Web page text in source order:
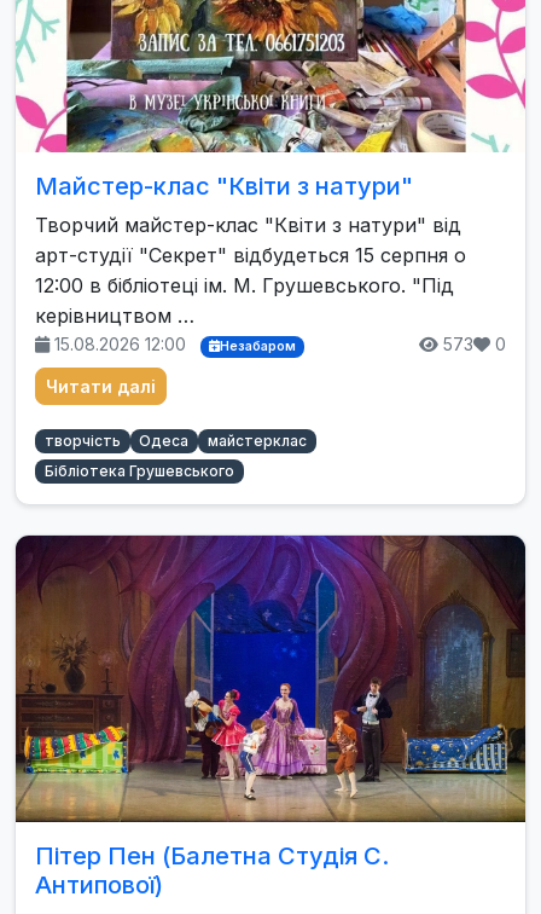
Майстер-клас "Квіти з натури"
Творчий майстер-клас "Квіти з натури" від
арт-студії "Секрет" відбудеться 15 серпня о
12:00 в бібліотеці ім. М. Грушевського. "Під
керівництвом …
15.08.2026 12:00 Незабаром 573 0
Читати далі
творчість Одеса
майстерклас
Бібліотека Грушевського
Пітер Пен (Балетна Студія С.
Антипової)